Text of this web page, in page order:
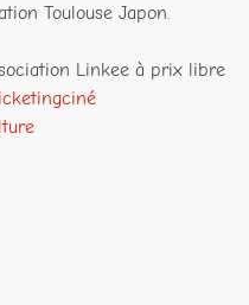
Toulouse Japon.
Linkee à prix libre